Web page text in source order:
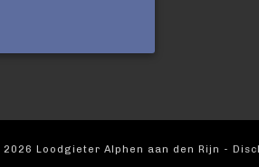
2026 Loodgieter Alphen aan den Rijn -